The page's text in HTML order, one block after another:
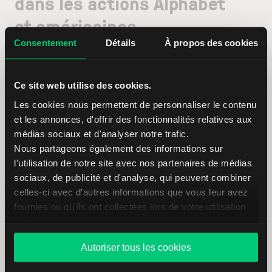
Consentement Détails À propos des cookies
Ce site web utilise des cookies.
Les cookies nous permettent de personnaliser le contenu
et les annonces, d'offrir des fonctionnalités relatives aux
médias sociaux et d'analyser notre trafic.
Nous partageons également des informations sur
l'utilisation de notre site avec nos partenaires de médias
sociaux, de publicité et d'analyse, qui peuvent combiner
celles-ci avec d'autres informations que vous leur avez
fournies ou qu'ils ont collectées lors de votre utilisation
Autoriser tous les cookies
et américaines
satisfaction – voici comment fonctionne le courtage en
ligne via LYNX. N’attendez plus !
Ouvrir un compte maintenant